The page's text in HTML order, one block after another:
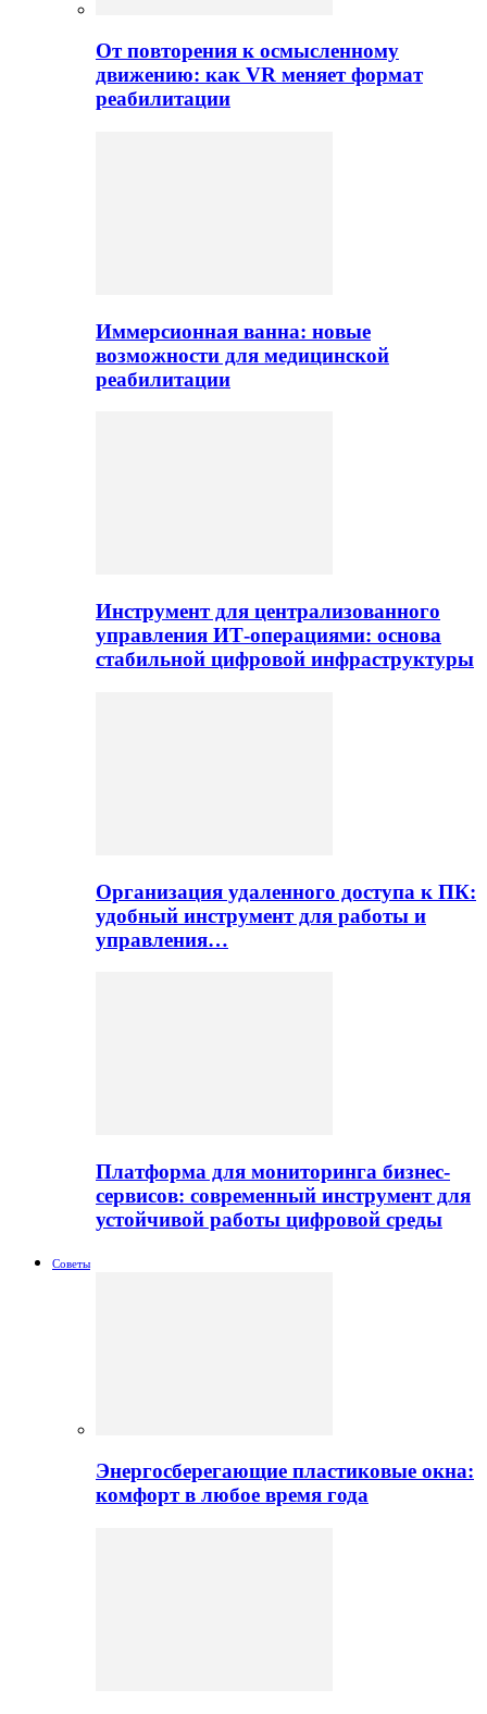
От повторения к осмысленному
движению: как VR меняет формат
реабилитации
Иммерсионная ванна: новые
возможности для медицинской
реабилитации
Инструмент для централизованного
управления ИТ-операциями: основа
стабильной цифровой инфраструктуры
Организация удаленного доступа к ПК:
удобный инструмент для работы и
управления…
Платформа для мониторинга бизнес-
сервисов: современный инструмент для
устойчивой работы цифровой среды
Советы
Энергосберегающие пластиковые окна:
комфорт в любое время года